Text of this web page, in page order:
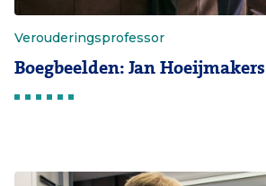
Verouderingsprofessor
Boegbeelden: Jan Hoeijmakers